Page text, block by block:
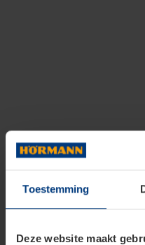
Toestemming
Deze website maakt